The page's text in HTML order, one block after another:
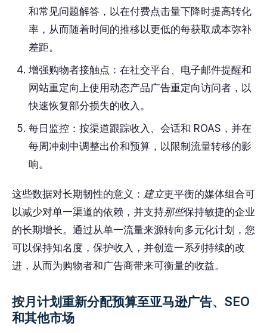
和常见问题解答，以在付费点击量下降时提高转化
率，从而随着时间的推移以更低的每获取成本弥补
差距。
增强购物者接触点：在社交平台、电子邮件提醒和
网站重定向上使用动态产品广告重定向访问者，以
快速恢复部分损失的收入。
每日监控：按渠道跟踪收入、会话和 ROAS，并在
每周冲刺中调整出价和预算，以限制流量转移的影
响。
这些数据对长期韧性的意义： 建立更平衡的媒体组合可
以减少对单一渠道的依赖，并支持那些保持敏捷的企业
的长期增长。通过从单一流量来源转向多元化计划，您
可以保持知名度，保护收入，并创造一系列持续的改
进，从而为购物者和广告商带来可衡量的收益。
按月计划重新分配预算至亚马逊广告、SEO
和其他市场